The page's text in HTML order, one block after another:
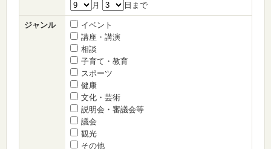
月
日まで
ジャンル
イベント
講座・講演
相談
子育て・教育
スポーツ
健康
文化・芸術
説明会・審議会等
議会
観光
その他